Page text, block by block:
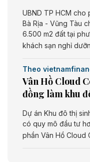
UBND TP HCM
Bà Rịa - Vũng Tàu
6.500 m2 đất tại
khách sạn nghỉ
Theo
Vân Hồ Cloud
đồng làm khu
Dự án Khu đô thị
có quy mô đầu tư
phần Vân Hồ Cloud